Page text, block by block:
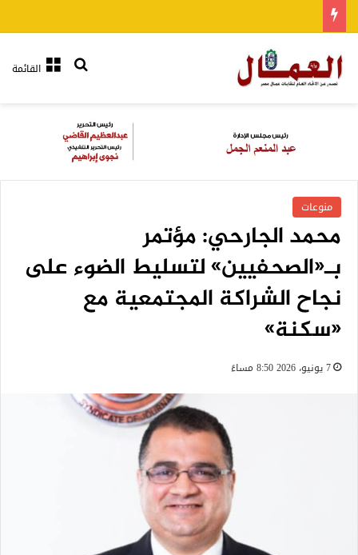
القائمةبحث عن
منوعات
محمد الجارحي: مؤتمر
بـ«الصحفيين» لتسليط الضوء على
نجاح الشراكة المجتمعية مع
«سكنة»
7 يونيو، 2026 8:50 مساءً